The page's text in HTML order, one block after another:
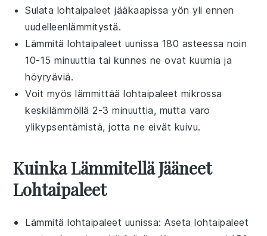
Sulata lohtaipaleet jääkaapissa yön yli ennen
uudelleenlämmitystä.
Lämmitälohtaipaleet uunissa 180 asteessa noin
10-15 minuuttia tai kunnes ne ovat kuumia ja
höyryäviä.
Voit myös lämmittäälohtaipaleet mikrossa
keskilämmöllä 2-3 minuuttia, mutta varo
ylikypsentämistä, jotta ne eivät kuivu.
Kuinka Lämmitellä Jääneet
Lohtaipaleet
Lämmitälohtaipaleet uunissa: Asetalohtaipaleet